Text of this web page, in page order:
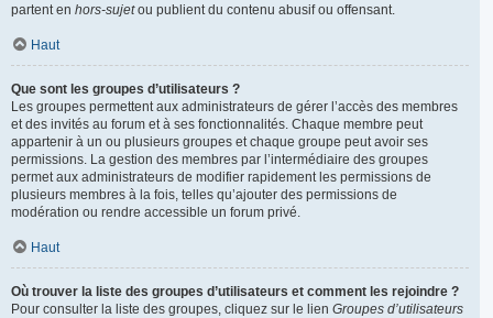
partent en hors-sujetou publient du contenu abusif ou offensant.
Haut
Que sont les groupes d’utilisateurs ?
Les groupes permettent aux administrateurs de gérer l’accès des membres
et des invités au forum et à ses fonctionnalités. Chaque membre peut
appartenir à un ou plusieurs groupes et chaque groupe peut avoir ses
permissions. La gestion des membres par l’intermédiaire des groupes
permet aux administrateurs de modifier rapidement les permissions de
plusieurs membres à la fois, telles qu’ajouter des permissions de
modération ou rendre accessible un forum privé.
Haut
Où trouver la liste des groupes d’utilisateurs et comment les rejoindre ?
Pour consulter la liste des groupes, cliquez sur le lien Groupes d’utilisateurs